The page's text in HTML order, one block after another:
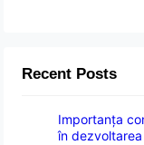
Recent Posts
Importanța
în